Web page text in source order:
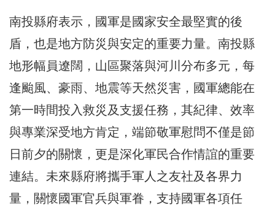
南投縣府表示，國軍是國家安全最堅實的後
盾，也是地方防災與安定的重要力量。南投縣
地形幅員遼闊，山區聚落與河川分布多元，每
逢颱風、豪雨、地震等天然災害，國軍總能在
第一時間投入救災及支援任務，其紀律、效率
與專業深受地方肯定，端節敬軍慰問不僅是節
日前夕的關懷，更是深化軍民合作情誼的重要
連結。未來縣府將攜手軍人之友社及各界力
量，關懷國軍官兵與軍眷，支持國軍各項任